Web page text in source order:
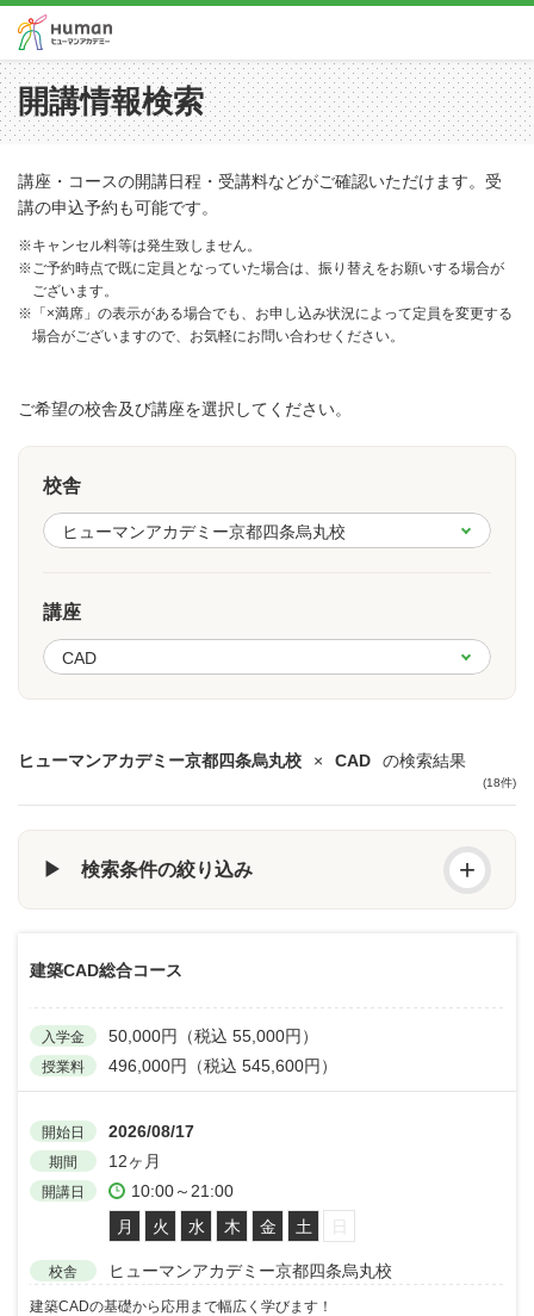
開講情報検索
講座・コースの開講日程・受講料などがご確認いただけます。受
講の申込予約も可能です。
※キャンセル料等は発生致しません。
※ご予約時点で既に定員となっていた場合は、振り替えをお願いする場合が
ございます。
※「×満席」の表示がある場合でも、お申し込み状況によって定員を変更する
場合がございますので、お気軽にお問い合わせください。
ご希望の校舎及び講座を選択してください。
校舎
講座
ヒューマンアカデミー京都四条烏丸校 × CAD の検索結果
(18件)
▶ 検索条件の絞り込み +
建築CAD総合コース
入学金 50,000円（税込 55,000円）
授業料 496,000円（税込 545,600円）
開始日 2026/08/17
期間 12ヶ月
開講日
10:00～21:00
月
火 水 木 金 土 日
校舎 ヒューマンアカデミー京都四条烏丸校
建築CADの基礎から応用まで幅広く学びます！